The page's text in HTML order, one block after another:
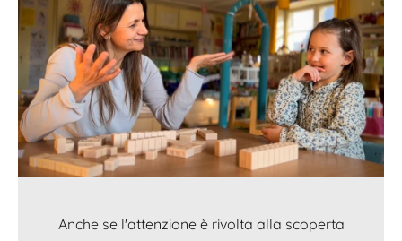
Anche se l'attenzione è rivolta alla scoperta